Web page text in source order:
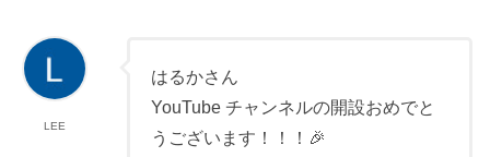
LEE
はるかさん
YouTube チャンネルの開設おめでと
うございます！！！🎉